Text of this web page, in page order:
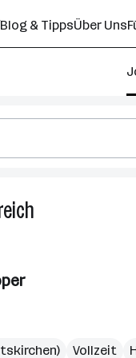
Blog & TippsÜber Uns
Vollzeit